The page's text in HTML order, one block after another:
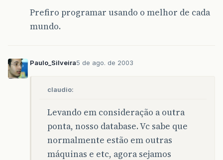
Prefiro programar usando o melhor de cada
mundo.
Paulo_Silveira5 de ago. de 2003
claudio:
Levando em consideração a outra
ponta, nosso database. Vc sabe que
normalmente estão em outras
máquinas e etc, agora sejamos